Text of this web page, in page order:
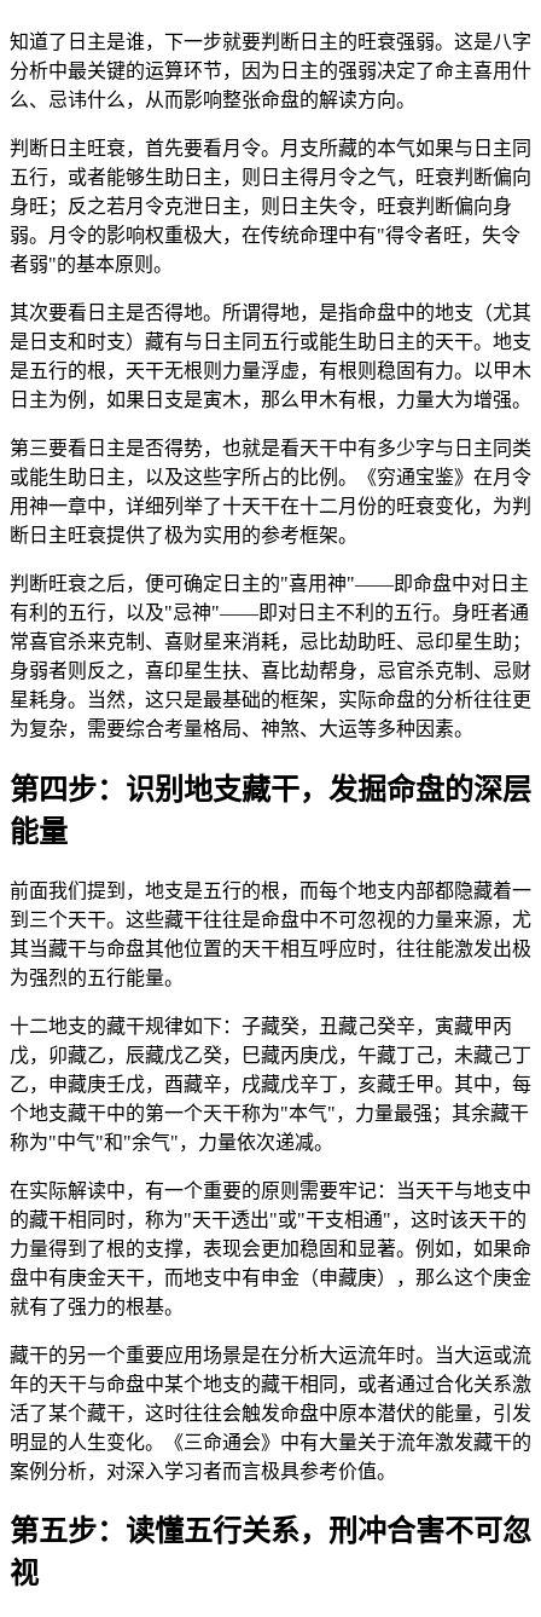
知道了日主是谁，下一步就要判断日主的旺衰强弱。这是八字
分析中最关键的运算环节，因为日主的强弱决定了命主喜用什
么、忌讳什么，从而影响整张命盘的解读方向。
判断日主旺衰，首先要看月令。月支所藏的本气如果与日主同
五行，或者能够生助日主，则日主得月令之气，旺衰判断偏向
身旺；反之若月令克泄日主，则日主失令，旺衰判断偏向身
弱。月令的影响权重极大，在传统命理中有"得令者旺，失令
者弱"的基本原则。
其次要看日主是否得地。所谓得地，是指命盘中的地支（尤其
是日支和时支）藏有与日主同五行或能生助日主的天干。地支
是五行的根，天干无根则力量浮虚，有根则稳固有力。以甲木
日主为例，如果日支是寅木，那么甲木有根，力量大为增强。
第三要看日主是否得势，也就是看天干中有多少字与日主同类
或能生助日主，以及这些字所占的比例。《穷通宝鉴》在月令
用神一章中，详细列举了十天干在十二月份的旺衰变化，为判
断日主旺衰提供了极为实用的参考框架。
判断旺衰之后，便可确定日主的"喜用神"——即命盘中对日主
有利的五行，以及"忌神"——即对日主不利的五行。身旺者通
常喜官杀来克制、喜财星来消耗，忌比劫助旺、忌印星生助；
身弱者则反之，喜印星生扶、喜比劫帮身，忌官杀克制、忌财
星耗身。当然，这只是最基础的框架，实际命盘的分析往往更
为复杂，需要综合考量格局、神煞、大运等多种因素。
第四步：识别地支藏干，发掘命盘的深层
能量
前面我们提到，地支是五行的根，而每个地支内部都隐藏着一
到三个天干。这些藏干往往是命盘中不可忽视的力量来源，尤
其当藏干与命盘其他位置的天干相互呼应时，往往能激发出极
为强烈的五行能量。
十二地支的藏干规律如下：子藏癸，丑藏己癸辛，寅藏甲丙
戊，卯藏乙，辰藏戊乙癸，巳藏丙庚戊，午藏丁己，未藏己丁
乙，申藏庚壬戊，酉藏辛，戌藏戊辛丁，亥藏壬甲。其中，每
个地支藏干中的第一个天干称为"本气"，力量最强；其余藏干
称为"中气"和"余气"，力量依次递减。
在实际解读中，有一个重要的原则需要牢记：当天干与地支中
的藏干相同时，称为"天干透出"或"干支相通"，这时该天干的
力量得到了根的支撑，表现会更加稳固和显著。例如，如果命
盘中有庚金天干，而地支中有申金（申藏庚），那么这个庚金
就有了强力的根基。
藏干的另一个重要应用场景是在分析大运流年时。当大运或流
年的天干与命盘中某个地支的藏干相同，或者通过合化关系激
活了某个藏干，这时往往会触发命盘中原本潜伏的能量，引发
明显的人生变化。《三命通会》中有大量关于流年激发藏干的
案例分析，对深入学习者而言极具参考价值。
第五步：读懂五行关系，刑冲合害不可忽
视